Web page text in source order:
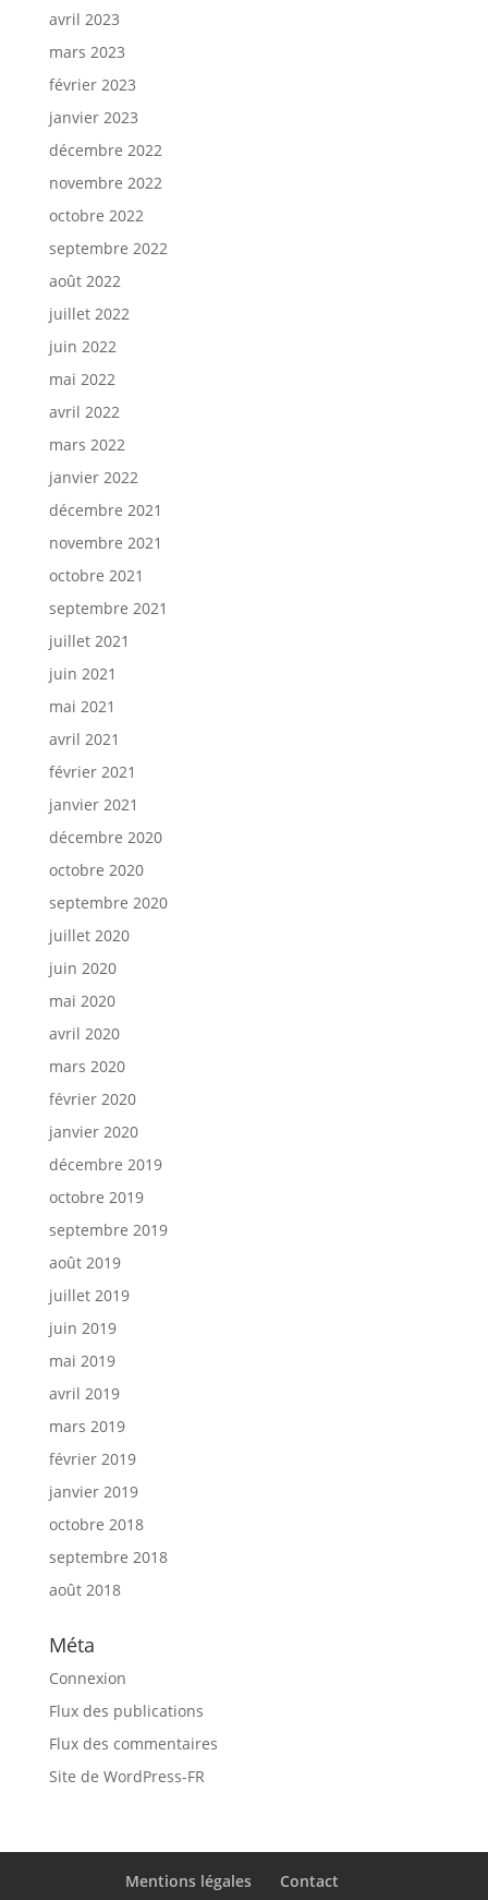
avril 2023
mars 2023
février 2023
janvier 2023
décembre 2022
novembre 2022
octobre 2022
septembre 2022
août 2022
juillet 2022
juin 2022
mai 2022
avril 2022
mars 2022
janvier 2022
décembre 2021
novembre 2021
octobre 2021
septembre 2021
juillet 2021
juin 2021
mai 2021
avril 2021
février 2021
janvier 2021
décembre 2020
octobre 2020
septembre 2020
juillet 2020
juin 2020
mai 2020
avril 2020
mars 2020
février 2020
janvier 2020
décembre 2019
octobre 2019
septembre 2019
août 2019
juillet 2019
juin 2019
mai 2019
avril 2019
mars 2019
février 2019
janvier 2019
octobre 2018
septembre 2018
août 2018
Méta
Connexion
Flux des publications
Flux des commentaires
Site de WordPress-FR
Mentions légales Contact